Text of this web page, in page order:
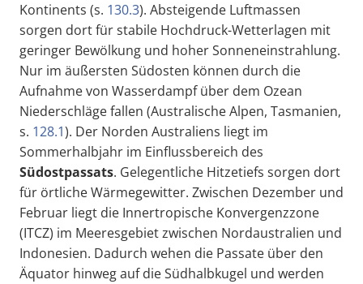
Kontinents (s. 130.3). Absteigende Luftmassen
sorgen dort für stabile Hochdruck-Wetterlagen mit
geringer Bewölkung und hoher Sonneneinstrahlung.
Nur im äußersten Südosten können durch die
Aufnahme von Wasserdampf über dem Ozean
Niederschläge fallen (Australische Alpen, Tasmanien,
s. 128.1). Der Norden Australiens liegt im
Sommerhalbjahr im Einflussbereich des
Südostpassats. Gelegentliche Hitzetiefs sorgen dort
für örtliche Wärmegewitter. Zwischen Dezember und
Februar liegt die Innertropische Konvergenzzone
(ITCZ) im Meeresgebiet zwischen Nordaustralien und
Indonesien. Dadurch wehen die Passate über den
Äquator hinweg auf die Südhalbkugel und werden